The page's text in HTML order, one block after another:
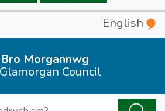
English
Morgannwg
Council